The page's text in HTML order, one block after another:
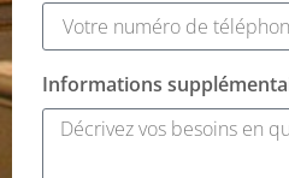
Informations